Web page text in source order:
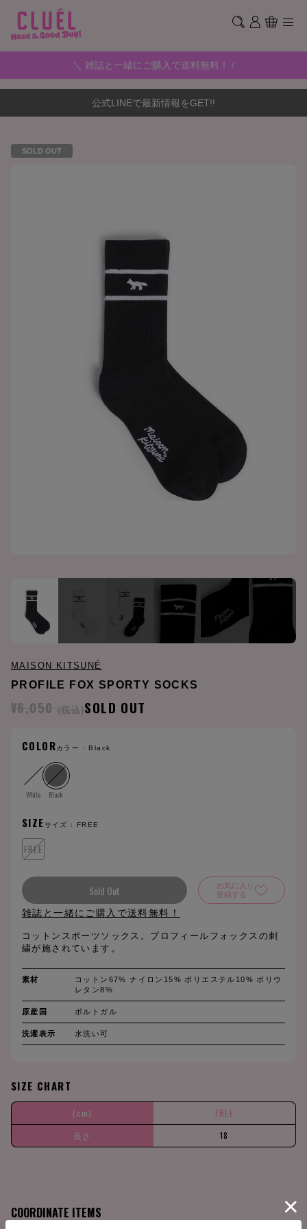
＼ 雑誌と一緒にご購入で送料無料！ /
公式LINEで最新情報をGET!!
SOLD OUT
MAISON KITSUNÉ
PROFILE FOX SPORTY SOCKS
¥6,050 (税込)SOLD OUT
COLORカラー : Black
White Black
SIZEサイズ : FREE
FREE
Sold Out
お気に入り
登録する
雑誌と一緒にご購入で送料無料！
コットンスポーツソックス。プロフィールフォックスの刺
繍が施されています。
素材
コットン67% ナイロン15% ポリエステル10% ポリウ
レタン8%
原産国 ポルトガル
洗濯表示 水洗い可
SIZE CHART
(cm)
FREE
長さ
18
COORDINATE ITEMS